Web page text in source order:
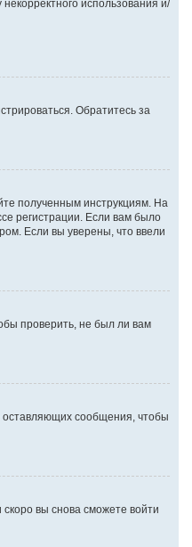
использования и/
Обратитесь за
полученным инструкциям. На
регистрации. Если вам было
Если вы уверены, что ввели
проверить, не был ли вам
оставляющих сообщения, чтобы
вы снова сможете войти